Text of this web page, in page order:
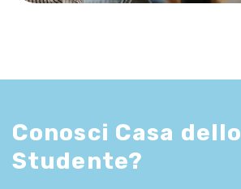
Conosci Casa dello
Studente?